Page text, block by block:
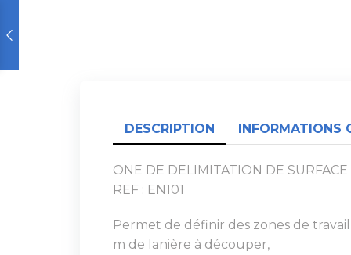
DESCRIPTION INFORMATIONS
ONE DE DELIMITATION DE SURFACE
REF : EN101
Permet de définir des zones de
m de lanière à découper,